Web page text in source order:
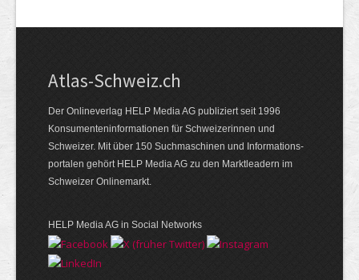
Atlas-Schweiz.ch
Der Onlineverlag HELP Media AG publiziert seit 1996
Konsumenten­infor­mationen für Schwei­zerinnen und
Schweizer. Mit über 150 Such­ma­schinen und Infor­mations­
portalen gehört HELP Media AG zu den Markt­leadern im
Schweizer Onlinemarkt.
HELP Media AG in Social Networks